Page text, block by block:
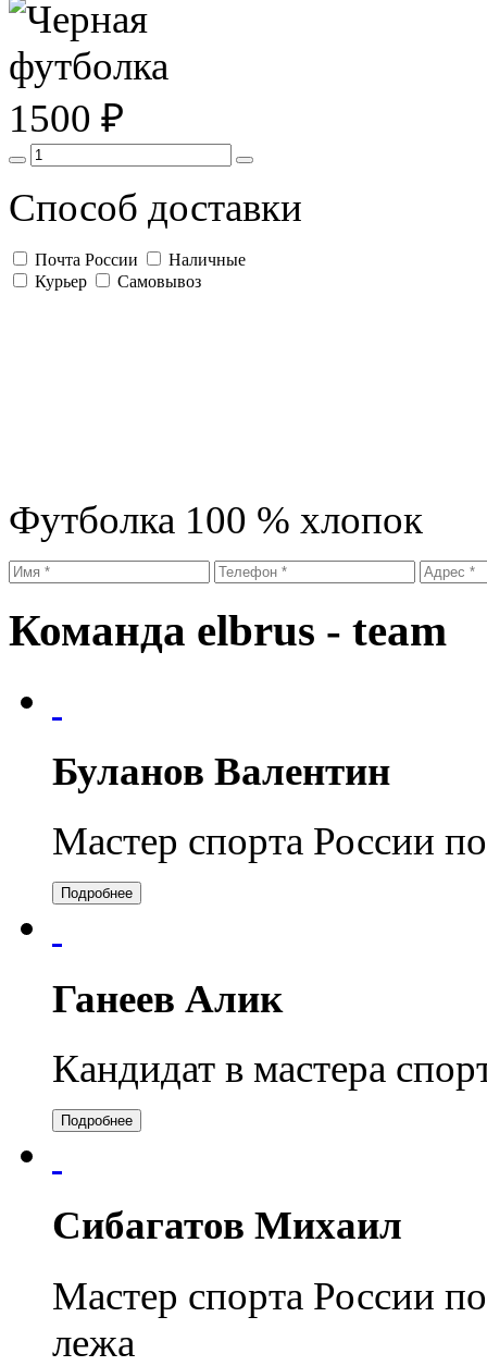
1500 ₽
Способ доставки
Почта России
Наличные
Курьер
Самовывоз
Футболка 100 % хлопок
Команда elbrus - team
Буланов Валентин
Мастер спорта России
Подробнее
Ганеев Алик
Кандидат в мастера
Подробнее
Сибагатов Михаил
Мастер спорта России
лежа